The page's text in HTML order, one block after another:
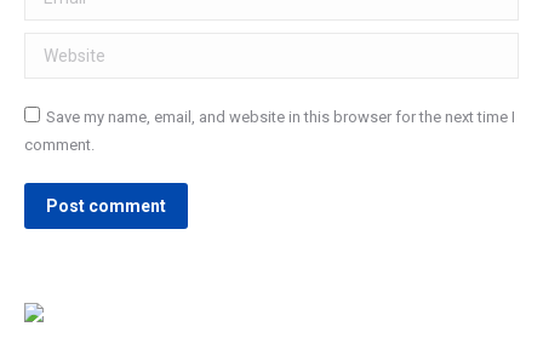
Website
Save my name, email, and website in this browser for the next time I
comment.
Post comment